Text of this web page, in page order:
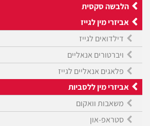
הלבשה סקסית
אביזרי מין לגייז
דילדואים לגייז
ויברטורים אנאליים
פלאגים אנאליים לגייז
אביזרי מין ללסביות
משאבות וואקום
סטראפ-און